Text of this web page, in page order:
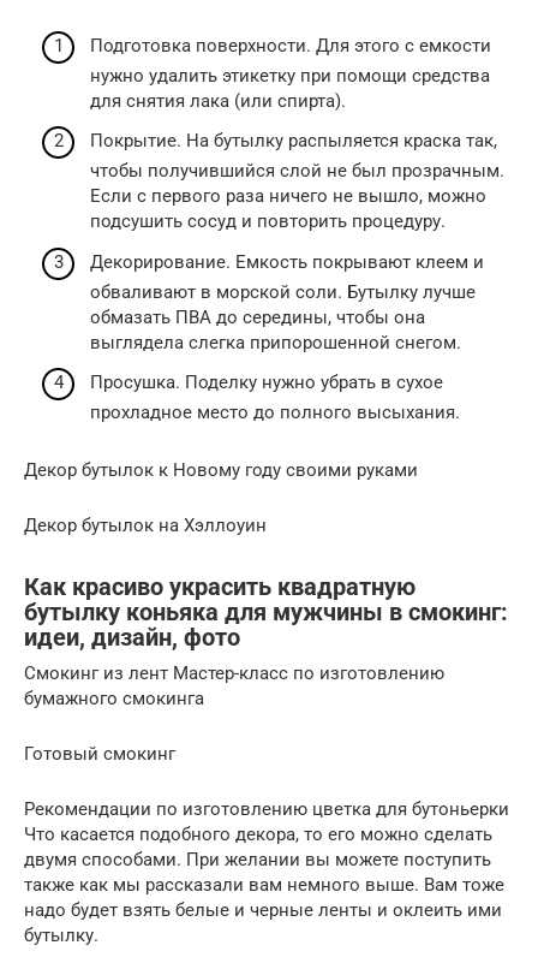
Подготовка поверхности. Для этого с емкости
нужно удалить этикетку при помощи средства
для снятия лака (или спирта).
Покрытие. На бутылку распыляется краска так,
чтобы получившийся слой не был прозрачным.
Если с первого раза ничего не вышло, можно
подсушить сосуд и повторить процедуру.
Декорирование. Емкость покрывают клеем и
обваливают в морской соли. Бутылку лучше
обмазать ПВА до середины, чтобы она
выглядела слегка припорошенной снегом.
Просушка. Поделку нужно убрать в сухое
прохладное место до полного высыхания.
Декор бутылок к Новому году своими руками
Декор бутылок на Хэллоуин
Как красиво украсить квадратную
бутылку коньяка для мужчины в смокинг:
идеи, дизайн, фото
Смокинг из лент Мастер-класс по изготовлению
бумажного смокинга
Готовый смокинг
Рекомендации по изготовлению цветка для бутоньерки
Что касается подобного декора, то его можно сделать
двумя способами. При желании вы можете поступить
также как мы рассказали вам немного выше. Вам тоже
надо будет взять белые и черные ленты и оклеить ими
бутылку.